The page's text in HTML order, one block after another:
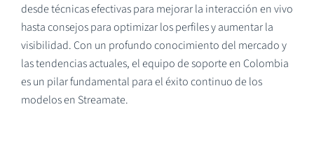
desde técnicas efectivas para mejorar la interacción en vivo
hasta consejos para optimizar los perfiles y aumentar la
visibilidad. Con un profundo conocimiento del mercado y
las tendencias actuales, el equipo de soporte en Colombia
es un pilar fundamental para el éxito continuo de los
modelos en Streamate.